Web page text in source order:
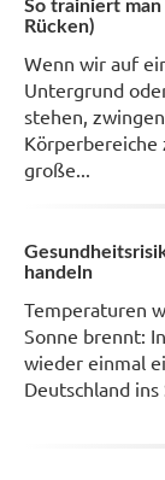
So trainiert
Rücken)
Wenn wir auf
Untergrund
stehen,
Körperbereiche
große...
handeln
Temperaturen
Sonne brennt:
wieder einmal
Deutschland ins